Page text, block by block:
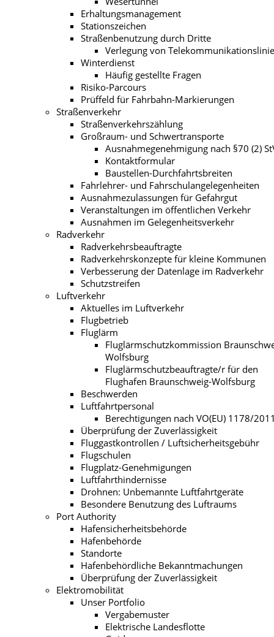
Erhaltungsmanagement
Stationszeichen
Straßenbenutzung durch Dritte
Verlegung von
Winterdienst
Häufig gestellte Fragen
Risiko-Parcours
Prüffeld für Fahrbahn-Markierungen
Straßenverkehr
Straßenverkehrszählung
Großraum- und Schwertransporte
Ausnahmegenehmigung nach §70 (2)
Kontaktformular
Baustellen-Durchfahrtsbreiten
Fahrlehrer- und Fahrschulangelegenheiten
Ausnahmezulassungen für Gefahrgut
Veranstaltungen im öffentlichen Verkehr
Ausnahmen im Gelegenheitsverkehr
Radverkehr
Radverkehrsbeauftragte
Radverkehrskonzepte für kleine Kommunen
Verbesserung der Datenlage im Radverkehr
Schutzstreifen
Luftverkehr
Aktuelles im Luftverkehr
Flugbetrieb
Fluglärm
Fluglärmschutzkommission
Wolfsburg
Fluglärmschutzbeauftragte/r für den
Flughafen Braunschweig-Wolfsburg
Beschwerden
Luftfahrtpersonal
Berechtigungen nach VO(EU) 1178/
Überprüfung der Zuverlässigkeit
Fluggastkontrollen / Luftsicherheitsgebühr
Flugschulen
Flugplatz-Genehmigungen
Luftfahrthindernisse
Drohnen: Unbemannte Luftfahrtgeräte
Besondere Benutzung des Luftraums
Port Authority
Hafensicherheitsbehörde
Hafenbehörde
Standorte
Hafenbehördliche Bekanntmachungen
Überprüfung der Zuverlässigkeit
Elektromobilität
Unser Portfolio
Vergabemuster
Elektrische Landesflotte